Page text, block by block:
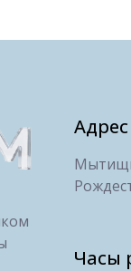
Часы
Адрес